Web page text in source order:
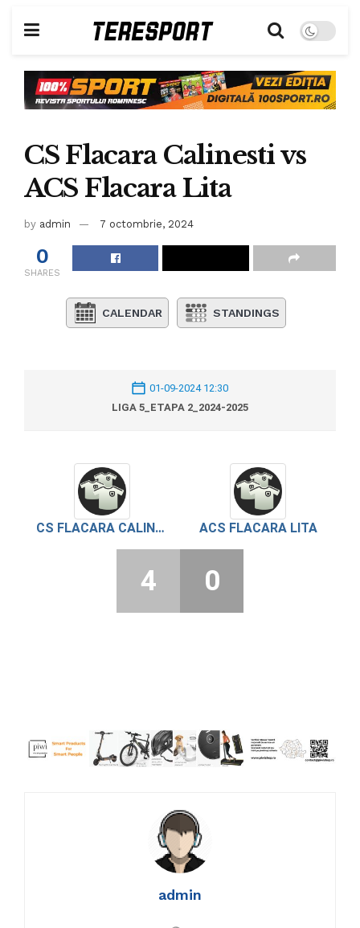
CS Flacara Calinesti vs
ACS Flacara Lita
by admin 7 octombrie, 2024
0
SHARES
CALENDAR STANDINGS
01-09-2024 12:30
LIGA 5_ETAPA 2_2024-2025
CS FLACARA CALINESTI ACS FLACARA LITA
4 0
admin